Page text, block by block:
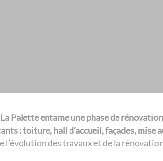
La Palette entame une phase de
: toiture, hall d’accueil, façades, mise
l’évolution des travaux et de la